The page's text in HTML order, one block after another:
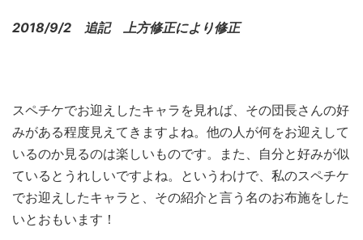
2018/9/2 追記 上方修正により修正
スペチケでお迎えしたキャラを見れば、その団長さんの好
みがある程度見えてきますよね。他の人が何をお迎えして
いるのか見るのは楽しいものです。また、自分と好みが似
ているとうれしいですよね。というわけで、私のスペチケ
でお迎えしたキャラと、その紹介と言う名のお布施をした
いとおもいます！